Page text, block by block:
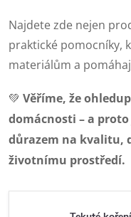
Najdete zde nejen
praktické pomocníky,
materiálům a
💚 Věříme, že
domácnosti – a
důrazem na kvalitu,
životnímu prostředí.